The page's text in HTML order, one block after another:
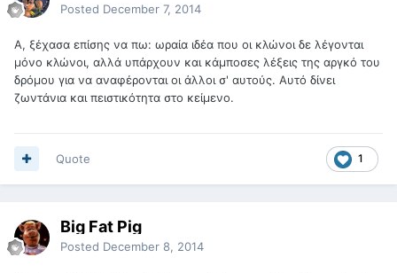
Posted December 7, 2014
Α, ξέχασα επίσης να πω: ωραία ιδέα που οι κλώνοι δε λέγονται
μόνο κλώνοι, αλλά υπάρχουν και κάμποσες λέξεις της αργκό του
δρόμου για να αναφέρονται οι άλλοι σ' αυτούς. Αυτό δίνει
ζωντάνια και πειστικότητα στο κείμενο.
1
Quote
Big Fat Pig
Posted December 8, 2014